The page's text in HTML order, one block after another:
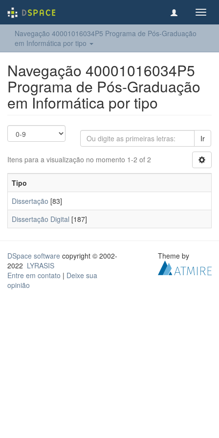
Navegação 40001016034P5 Programa de Pós-Graduação
em Informática por tipo
Navegação 40001016034P5
Programa de Pós-Graduação
em Informática por tipo
Ir
Itens para a visualização no momento 1-2 of 2
Tipo
Dissertação [83]
Dissertação Digital [187]
DSpace software copyright © 2002-
2022 LYRASIS
Entre em contato | Deixe sua
opinião
Theme by